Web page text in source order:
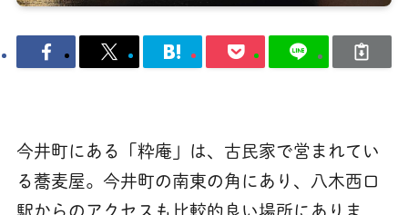
今井町にある「粋庵」は、古民家で営まれてい
る蕎麦屋。今井町の南東の角にあり、八木西口
駅からのアクセスも比較的良い場所にありま